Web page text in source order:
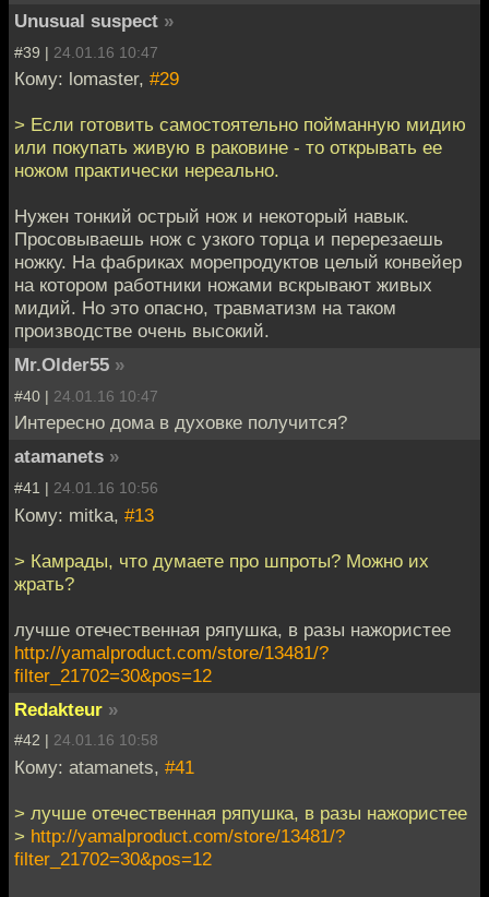
Unusual suspect »
#39 | 24.01.16 10:47
Кому: lomaster, #29
> Если готовить самостоятельно пойманную мидию
или покупать живую в раковине - то открывать ее
ножом практически нереально.
Нужен тонкий острый нож и некоторый навык.
Просовываешь нож с узкого торца и перерезаешь
ножку. На фабриках морепродуктов целый конвейер
на котором работники ножами вскрывают живых
мидий. Но это опасно, травматизм на таком
производстве очень высокий.
Mr.Older55 »
#40 | 24.01.16 10:47
Интересно дома в духовке получится?
atamanets »
#41 | 24.01.16 10:56
Кому: mitka, #13
> Камрады, что думаете про шпроты? Можно их
жрать?
лучше отечественная ряпушка, в разы нажористее
http://yamalproduct.com/store/13481/?
filter_21702=30&pos=12
Redakteur »
#42 | 24.01.16 10:58
Кому: atamanets, #41
> лучше отечественная ряпушка, в разы нажористее
> http://yamalproduct.com/store/13481/?
filter_21702=30&pos=12